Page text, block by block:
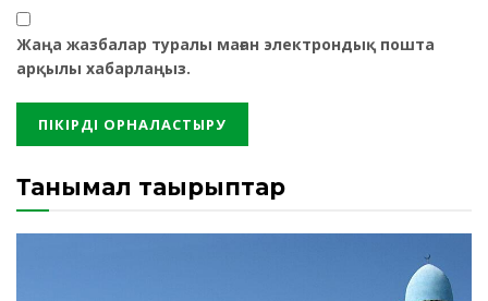
Жаңа жазбалар туралы маған электрондық пошта
арқылы хабарлаңыз.
Танымал тақырыптар